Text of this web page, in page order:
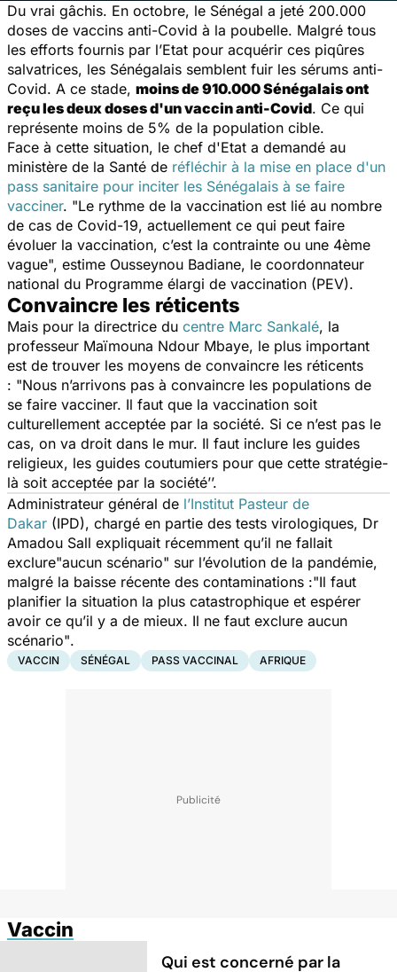
Du vrai gâchis. En octobre, le Sénégal a jeté 200.000
doses de vaccins anti-Covid à la poubelle. Malgré tous
les efforts fournis par l’Etat pour acquérir ces piqûres
salvatrices, les Sénégalais semblent fuir les sérums anti-
Covid. A ce stade, moins de 910.000 Sénégalais ont
reçu les deux doses d'un vaccin anti-Covid. Ce qui
représente moins de 5% de la population cible.
Face à cette situation, le chef d'Etat a demandé au
ministère de la Santé de réfléchir à la mise en place d'un
pass sanitaire pour inciter les Sénégalais à se faire
vacciner. "Le rythme de la vaccination est lié au nombre
de cas de Covid-19, actuellement ce qui peut faire
évoluer la vaccination, c’est la contrainte ou une 4ème
vague", estime Ousseynou Badiane, le coordonnateur
national du Programme élargi de vaccination (PEV).
Convaincre les réticents
Mais pour la directrice du centre Marc Sankalé, la
professeur Maïmouna Ndour Mbaye, le plus important
est de trouver les moyens de convaincre les réticents
: "Nous n’arrivons pas à convaincre les populations de
se faire vacciner. Il faut que la vaccination soit
culturellement acceptée par la société. Si ce n’est pas le
cas, on va droit dans le mur. Il faut inclure les guides
religieux, les guides coutumiers pour que cette stratégie-
là soit acceptée par la société’’.
Administrateur général de l’Institut Pasteur de
Dakar (IPD), chargé en partie des tests virologiques, Dr
Amadou Sall expliquait récemment qu’il ne fallait
exclure"aucun scénario" sur l’évolution de la pandémie,
malgré la baisse récente des contaminations :"Il faut
planifier la situation la plus catastrophique et espérer
avoir ce qu’il y a de mieux. Il ne faut exclure aucun
scénario".
VACCIN SÉNÉGAL PASS VACCINAL AFRIQUE
Vaccin
Qui est concerné par la